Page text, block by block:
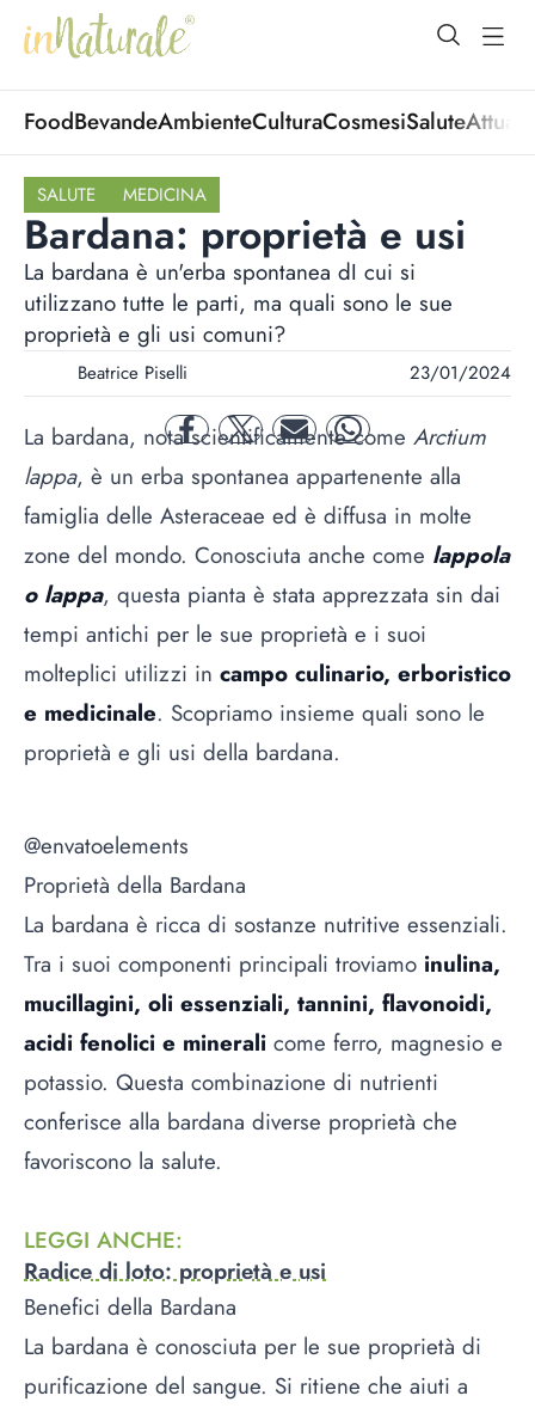
open
FoodBevandeAmbienteCulturaCosmesiSalute
SALUTE MEDICINA
Bardana: proprietà e usi
La bardana è un'erba spontanea dI cui si
utilizzano tutte le parti, ma quali sono le sue
proprietà e gli usi comuni?
Beatrice Piselli 23/01/2024
facebooktwitter mail whatsapp
La bardana, nota scientificamente come Arctium
lappa, è un erba spontanea appartenente alla
famiglia delle Asteraceae ed è diffusa in molte
zone del mondo. Conosciuta anche come lappola
o lappa, questa pianta è stata apprezzata sin dai
tempi antichi per le sue proprietà e i suoi
molteplici utilizzi in campo culinario, erboristico
e medicinale. Scopriamo insieme quali sono le
proprietà e gli usi della bardana.
@envatoelements
Proprietà della Bardana
La bardana è ricca di sostanze nutritive essenziali.
Tra i suoi componenti principali troviamo inulina,
mucillagini, oli essenziali, tannini, flavonoidi,
acidi fenolici e minerali come ferro, magnesio e
potassio. Questa combinazione di nutrienti
conferisce alla bardana diverse proprietà che
favoriscono la salute.
LEGGI ANCHE:
Radice di loto: proprietà e usi
Benefici della Bardana
La bardana è conosciuta per le sue proprietà di
purificazione del sangue. Si ritiene che aiuti a